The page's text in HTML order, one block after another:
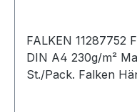
FALKEN 11287752
DIN A4 230g/m²
St./Pack. Falken Hängemappe UniReg DIN A4